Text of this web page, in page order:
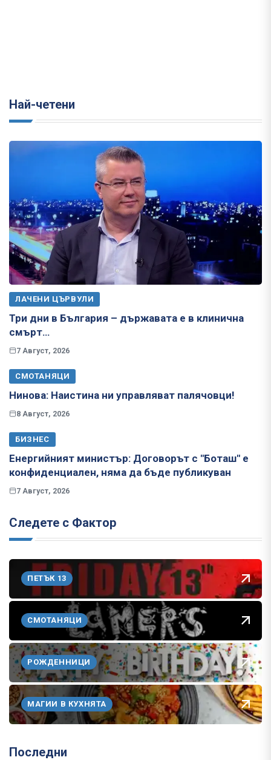
Най-четени
ЛАЧЕНИ ЦЪРВУЛИ
Три дни в България – държавата е в клинична
смърт…
7 Август, 2026
СМОТАНЯЦИ
Нинова: Наистина ни управляват палячовци!
8 Август, 2026
БИЗНЕС
Енергийният министър: Договорът с "Боташ" е
конфиденциален, няма да бъде публикуван
7 Август, 2026
Следете с Фактор
ПЕТЪК 13
СМОТАНЯЦИ
РОЖДЕННИЦИ
МАГИИ В КУХНЯТА
Последни